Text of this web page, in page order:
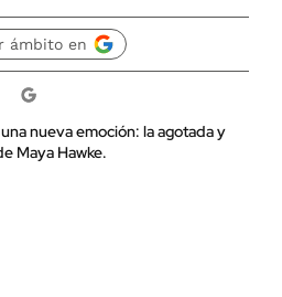
ámbito en
nueva emoción: la agotada y
Maya Hawke.